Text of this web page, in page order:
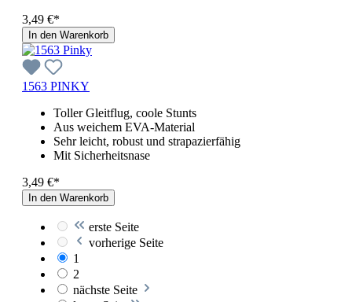
3,49 €*
In den Warenkorb
1563 PINKY
Toller Gleitflug, coole Stunts
Aus weichem EVA-Material
Sehr leicht, robust und strapazierfähig
Mit Sicherheitsnase
3,49 €*
In den Warenkorb
erste Seite
vorherige Seite
1
2
nächste Seite